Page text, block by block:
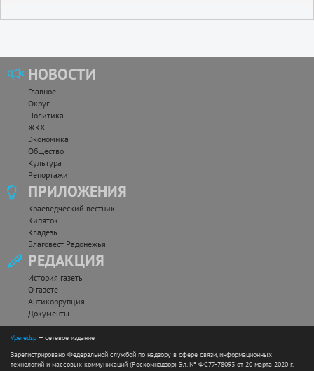
НОВОСТИ
Главное
Округ
Политика
ЖКХ
Экономика
Общество
Культура
Репортажи
ПРИЛОЖЕНИЯ
Краеведческий вестник
Кипяток
Кладезь
Благовест Радонежья
РЕДАКЦИЯ
История газеты
О газете
Антикоррупция
Документы
Vperedsp — сетевое издание
Зарегистрировано Федеральной службой по надзору в сфере связи, информационных
технологий и массовых коммуникаций (Роскомнадзор) Эл. № ФС77-78093 от 20 марта 2020 г.